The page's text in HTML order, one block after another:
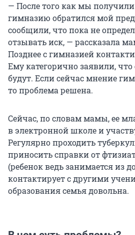
— После того как мы
гимназию обратился мой
сообщили, что пока не
отзывать иск, — рассказала
Позднее с гимназией
Ему категорично заявили,
будут. Если сейчас мнение
то проблема решена.
Сейчас, по словам мамы, ее
в электронной школе и
Регулярно проходить
приносить справки от
(ребенок ведь занимается из
контактирует с другими
образования семья довольна.